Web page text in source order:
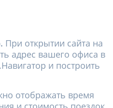
При открытии сайта на
адрес вашего офиса в
и построить
отображать время